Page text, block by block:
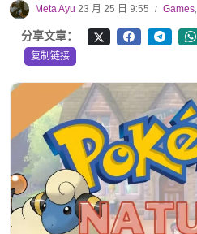
Meta Ayu 23 月 25 日 9:55 / Games,
分享文章：
复制链接